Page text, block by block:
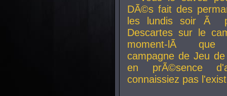
DÃ©s fait des
les lundis soir Ã
Descartes sur le
moment-lÃ que
campagne de Jeu
en prÃ©sence
connaissiez pas